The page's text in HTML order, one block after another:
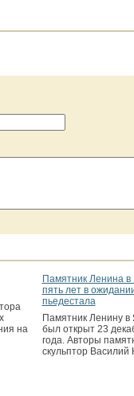
на
Памятник Ленина в
пять лет в
пьедестала
Памятник Ленину в
был открыт 23
года. Авторы
скульптор Василий